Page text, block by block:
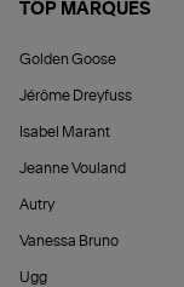
TOP MARQUES
Golden Goose
Jérôme Dreyfuss
Isabel Marant
Jeanne Vouland
Autry
Vanessa Bruno
Ugg